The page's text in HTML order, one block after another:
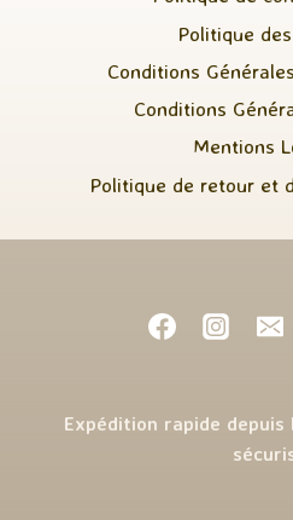
Politique
Conditions
Conditions
Mentions
Politique de retour et
Expédition rapide